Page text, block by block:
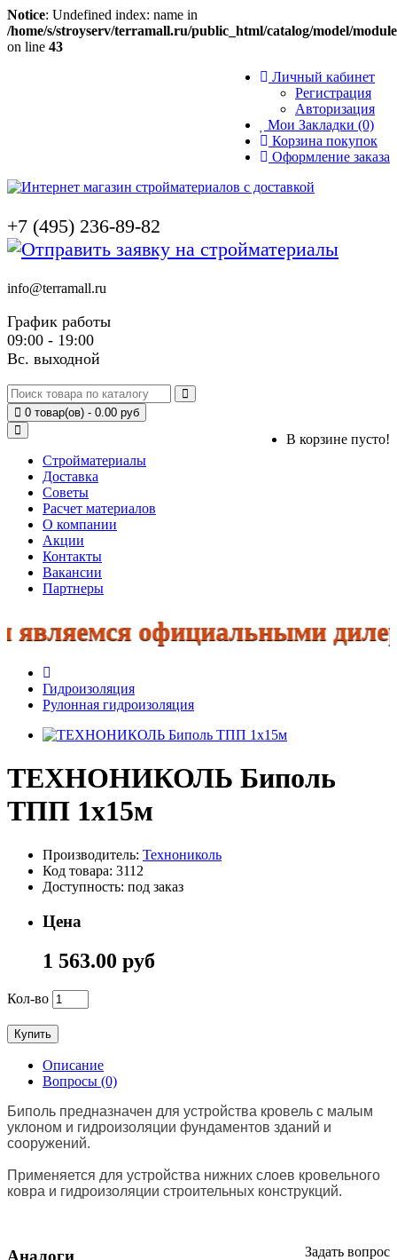
Notice: Undefined index: name in
/home/s/stroyserv/terramall.ru/public_html/catalog/model/
on line 43
Личный кабинет
Регистрация
Авторизация
Мои Закладки (0)
Корзина покупок
Оформление заказа
+7 (495) 236-89-82
info@terramall.ru
График работы
09:00 - 19:00
Вс. выходной
0 товар(ов) - 0.00 руб
В корзине пусто!
Стройматериалы
Доставка
Советы
Расчет материалов
О компании
Акции
Контакты
Вакансии
Партнеры
официальными
Гидроизоляция
Рулонная гидроизоляция
ТЕХНОНИКОЛЬ Биполь
ТПП 1х15м
Производитель: Технониколь
Код товара: 3112
Доступность: под заказ
Цена
1 563.00 руб
Кол-во
Купить
Описание
Вопросы (0)
Биполь предназначен для устройства кровель с малым
уклоном и гидроизоляции фундаментов зданий и
сооружений.
Применяется для устройства нижних слоев кровельного
ковра и гидроизоляции строительных конструкций.
Задать вопрос
Аналоги